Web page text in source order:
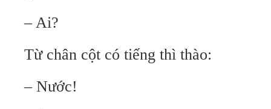
– Ai?
Từ chân cột có tiếng thì thào:
– Nước!